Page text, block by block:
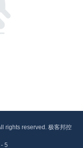
rights reserved. 极客邦控
5